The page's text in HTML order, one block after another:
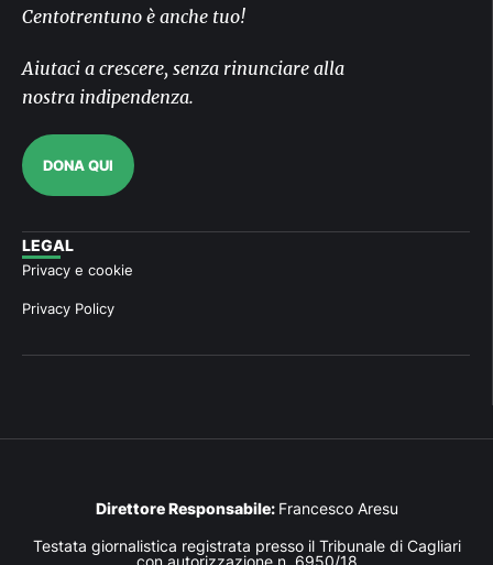
Centotrentuno è anche tuo!
Aiutaci a crescere, senza rinunciare alla
nostra indipendenza.
DONA QUI
LEGAL
Privacy e cookie
Privacy Policy
Direttore Responsabile: Francesco Aresu
Testata giornalistica registrata presso il Tribunale di Cagliari
con autorizzazione n. 6950/18